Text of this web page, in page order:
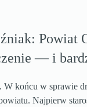
Powiat
— i
W końcu w sprawie
Najpierw